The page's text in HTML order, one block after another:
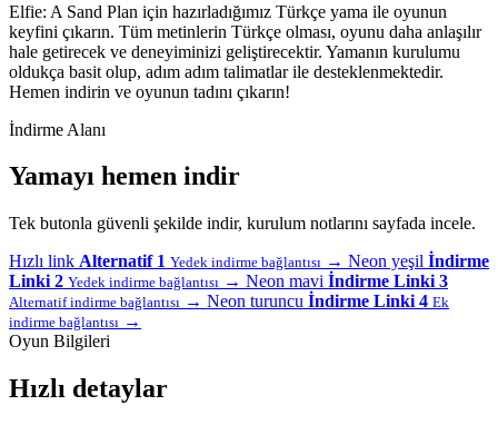
Elfie: A Sand Plan için hazırladığımız Türkçe yama ile oyunun
keyfini çıkarın. Tüm metinlerin Türkçe olması, oyunu daha anlaşılır
hale getirecek ve deneyiminizi geliştirecektir. Yamanın kurulumu
oldukça basit olup, adım adım talimatlar ile desteklenmektedir.
Hemen indirin ve oyunun tadını çıkarın!
İndirme Alanı
Yamayı hemen indir
Tek butonla güvenli şekilde indir, kurulum notlarını sayfada incele.
Hızlı link Alternatif 1 Yedek indirme bağlantısı → Neon yeşil İndirme
Linki 2 Yedek indirme bağlantısı → Neon mavi İndirme Linki 3
Alternatif indirme bağlantısı → Neon turuncu İndirme Linki 4 Ek
indirme bağlantısı →
Oyun Bilgileri
Hızlı detaylar